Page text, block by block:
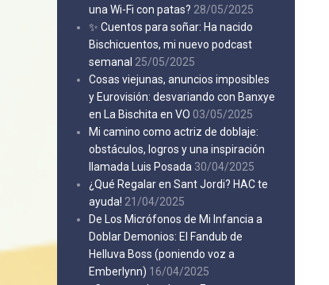
una Wi-Fi con patas? 28/05/2025
✨ Cuentos para soñar: Ha nacido
Bischicuentos, mi nuevo podcast
semanal 25/05/2025
Cosas viejunas, anuncios imposibles
y Eurovisión: desvariando con Banxye
en La Bischita en VO 03/05/2025
Mi camino como actriz de doblaje:
obstáculos, logros y una inspiración
llamada Luis Posada 30/04/2025
¿Qué Regalar en Sant Jordi? HAC te
ayuda! 21/04/2025
De Los Micrófonos de Mi Infancia a
Doblar Demonios: El Fandub de
Helluva Boss (poniendo voz a
Emberlynn) 16/04/2025